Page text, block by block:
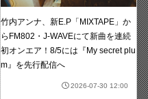
竹内アンナ、新E.P「MIXTAPE」か
らFM802・J-WAVEにて新曲を連続
初オンエア！8/5には『My secret plu
m』を先行配信へ
2026-07-30 12:00